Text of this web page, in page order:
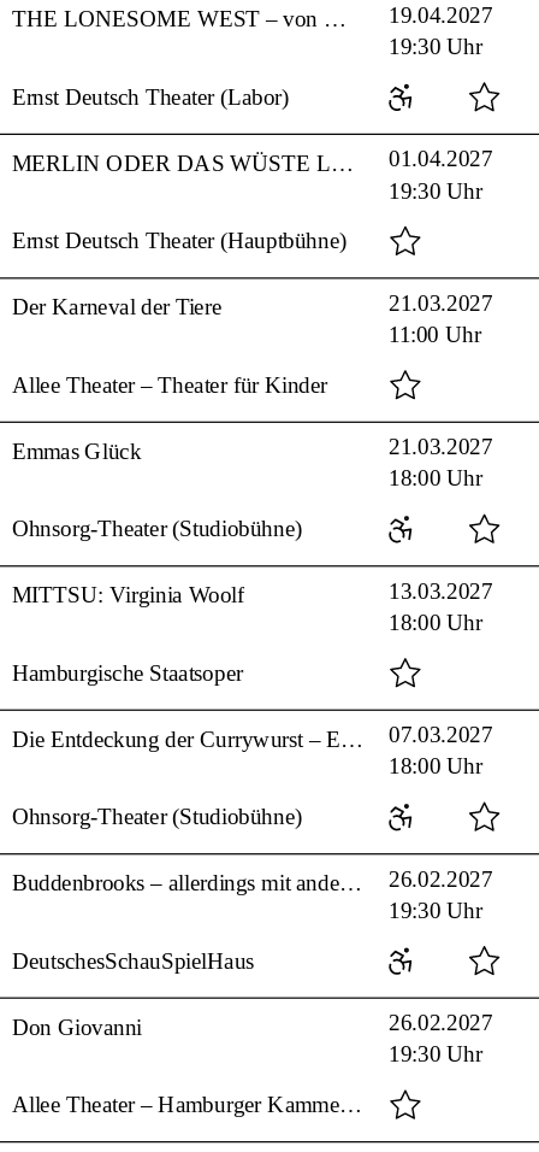
Ernst Deutsch Theater (Labor)
19.04.2027
19:30 Uhr
THE LONESOME WEST – von Martin McDonagh
Ernst Deutsch Theater (Hauptbühne)
01.04.2027
19:30 Uhr
Allee Theater – Theater für Kinder
21.03.2027
11:00 Uhr
Der Karneval der Tiere
Ohnsorg-Theater (Studiobühne)
21.03.2027
18:00 Uhr
Emmas Glück
Hamburgische Staatsoper
13.03.2027
18:00 Uhr
MITTSU: Virginia Woolf
Ohnsorg-Theater (Studiobühne)
07.03.2027
18:00 Uhr
DeutschesSchauSpielHaus
26.02.2027
19:30 Uhr
Buddenbrooks – allerdings mit anderem Text und auch anderer Melodie
Allee Theater – Hamburger Kammeroper
26.02.2027
19:30 Uhr
Don Giovanni